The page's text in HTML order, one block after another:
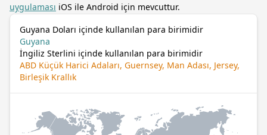
uygulaması iOS ile Android için mevcuttur.
Guyana Doları içinde kullanılan para birimidir
Guyana
İngiliz Sterlini içinde kullanılan para birimidir
ABD Küçük Harici Adaları, Guernsey, Man Adası, Jersey,
Birleşik Krallık